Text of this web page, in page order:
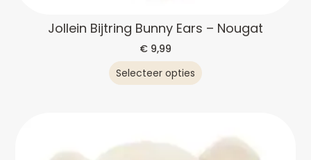
Jollein Bijtring Bunny Ears – Nougat
€ 9,99
Selecteer opties